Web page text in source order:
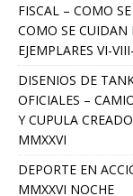
FISCAL – COMO
COMO SE CUIDAN
EJEMPLARES VI-
DISENIOS DE
OFICIALES –
Y CUPULA
MMXXVI
DEPORTE EN
MMXXVI NOCHE